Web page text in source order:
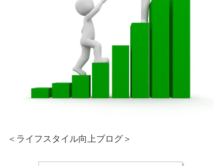
＜ライフスタイル向上ブログ＞